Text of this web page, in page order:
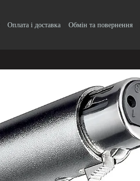
Оплата і доставка Обмін та повернення